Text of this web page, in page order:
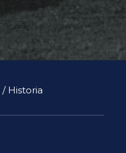
/ Historia